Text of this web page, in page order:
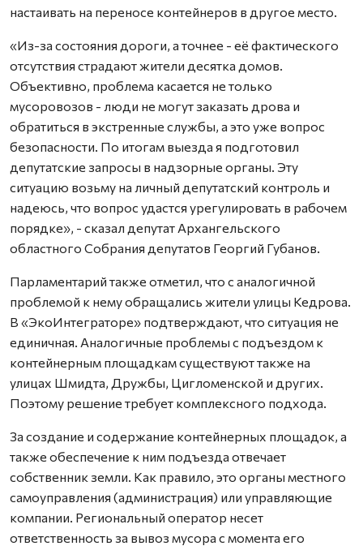
настаивать на переносе контейнеров в другое место.
«Из-за состояния дороги, а точнее - её фактического
отсутствия страдают жители десятка домов.
Объективно, проблема касается не только
мусоровозов - люди не могут заказать дрова и
обратиться в экстренные службы, а это уже вопрос
безопасности. По итогам выезда я подготовил
депутатские запросы в надзорные органы. Эту
ситуацию возьму на личный депутатский контроль и
надеюсь, что вопрос удастся урегулировать в рабочем
порядке», - сказал депутат Архангельского
областного Собрания депутатов Георгий Губанов.
Парламентарий также отметил, что с аналогичной
проблемой к нему обращались жители улицы Кедрова.
В «ЭкоИнтеграторе» подтверждают, что ситуация не
единичная. Аналогичные проблемы с подъездом к
контейнерным площадкам существуют также на
улицах Шмидта, Дружбы, Цигломенской и других.
Поэтому решение требует комплексного подхода.
За создание и содержание контейнерных площадок, а
также обеспечение к ним подъезда отвечает
собственник земли. Как правило, это органы местного
самоуправления (администрация) или управляющие
компании. Региональный оператор несет
ответственность за вывоз мусора с момента его